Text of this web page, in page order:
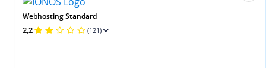
Webhosting Standard
2,2 (121)